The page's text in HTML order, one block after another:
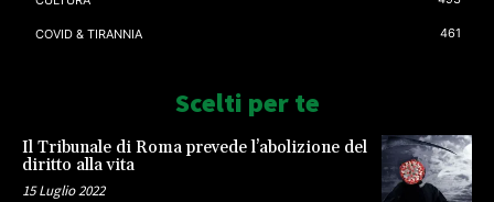
COVID & TIRANNIA 461
Scelti per te
Il Tribunale di Roma prevede l’abolizione del
diritto alla vita
15 Luglio 2022